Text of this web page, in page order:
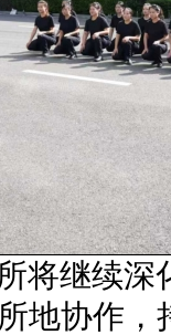
将继续
地协作